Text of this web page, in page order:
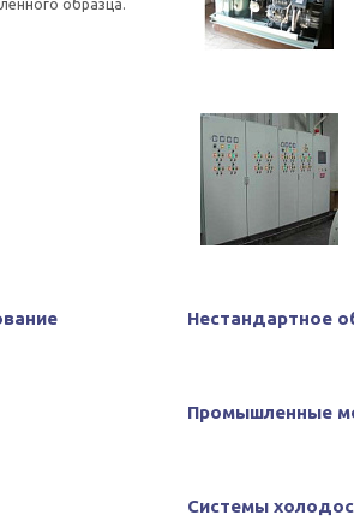
образца.
Нестандартное
Промышленные
Системы